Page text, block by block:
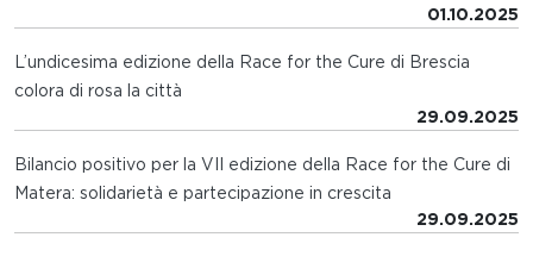
01.10.2025
L’undicesima edizione della Race for the Cure di Brescia
colora di rosa la città
29.09.2025
Bilancio positivo per la VII edizione della Race for the Cure di
Matera: solidarietà e partecipazione in crescita
29.09.2025